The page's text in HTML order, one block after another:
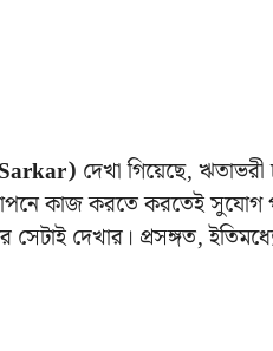
দেখা গিয়েছে, ঋতাভরী
কাজ করতে করতেই
সেটাই দেখার। প্রসঙ্গত,